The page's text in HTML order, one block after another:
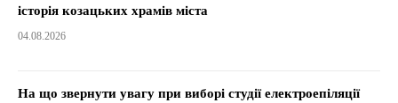
історія козацьких храмів міста
04.08.2026
На що звернути увагу при виборі студії електроепіляції